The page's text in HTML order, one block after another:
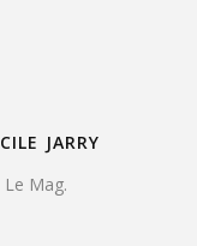
JARRY
Mag.